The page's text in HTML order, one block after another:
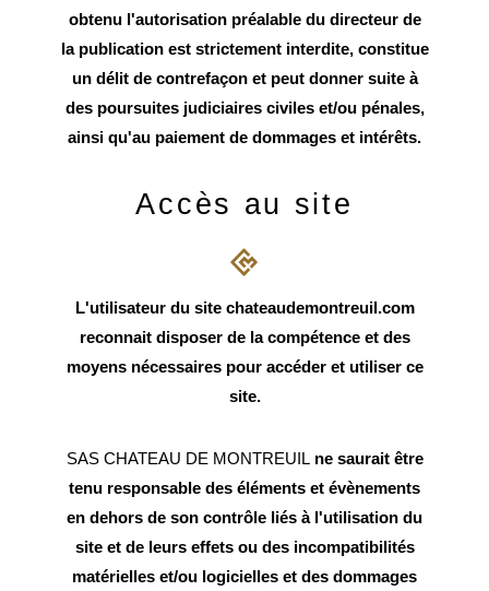
obtenu l'autorisation préalable du directeur de
la publication est strictement interdite, constitue
un délit de contrefaçon et peut donner suite à
des poursuites judiciaires civiles et/ou pénales,
ainsi qu'au paiement de dommages et intérêts.
Accès au site
L'utilisateur du site chateaudemontreuil.com
reconnait disposer de la compétence et des
moyens nécessaires pour accéder et utiliser ce
site.
SAS CHATEAU DE MONTREUIL ne saurait être
tenu responsable des éléments et évènements
en dehors de son contrôle liés à l'utilisation du
site et de leurs effets ou des incompatibilités
matérielles et/ou logicielles et des dommages